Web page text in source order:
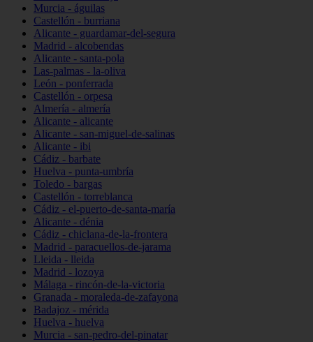
Murcia - águilas
Castellón - burriana
Alicante - guardamar-del-segura
Madrid - alcobendas
Alicante - santa-pola
Las-palmas - la-oliva
León - ponferrada
Castellón - orpesa
Almería - almería
Alicante - alicante
Alicante - san-miguel-de-salinas
Alicante - ibi
Cádiz - barbate
Huelva - punta-umbría
Toledo - bargas
Castellón - torreblanca
Cádiz - el-puerto-de-santa-maría
Alicante - dénia
Cádiz - chiclana-de-la-frontera
Madrid - paracuellos-de-jarama
Lleida - lleida
Madrid - lozoya
Málaga - rincón-de-la-victoria
Granada - moraleda-de-zafayona
Badajoz - mérida
Huelva - huelva
Murcia - san-pedro-del-pinatar